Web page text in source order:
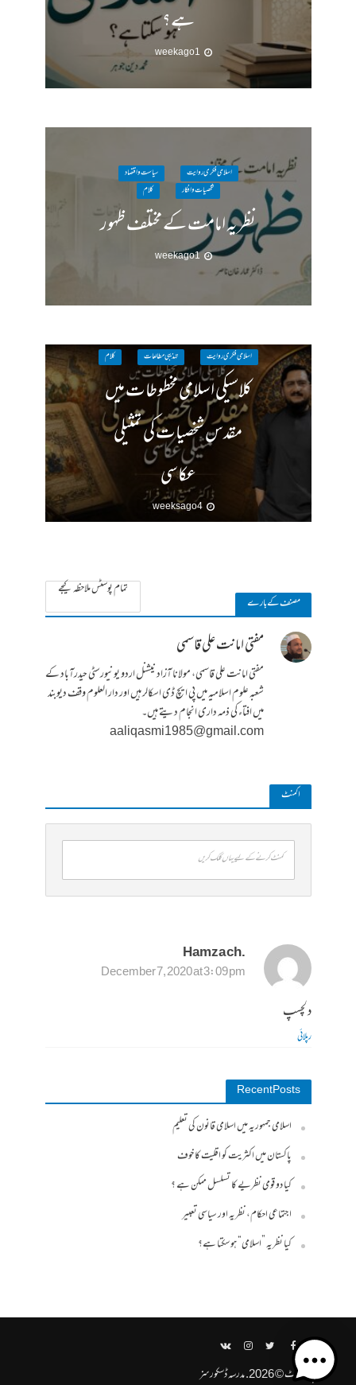
ہے؟
1 week ago
اسلامی فکری روایت
سیاست واقتصاد
شخصیات وافکار
کلام
نظریہ امامت کے مختلف ظہور
1 week ago
اسلامی فکری روایت تہذیبی مطالعات کلام
کلاسیکی اسلامی مخطوطات میں
مقدس شخصیات کی تمثیلی
عکاسی
4 weeks ago
مصنف کے بارے
تمام پوسٹس ملاحظہ کیجے
مفتی امانت علی قاسمی
مفتی امانت علی قاسمی، مولانا آزاد نیشنل اردو یونیورسٹی حیدرآباد کے
شعبہ علوم اسلامیہ میں پی ایچ ڈی اسکالر ہیں اور دار العلوم وقف دیوبند
میں افتاء کی ذمہ داری انجام دیتے ہیں۔
aaliqasmi1985@gmail.com
ا کمنٹ
کمنٹ کرنے کے لیے یہاں کلک کریں
.Hamza ch
December 7, 2020 at 3:09 pm
دلچسپ
رپلائی
Recent Posts
اسلامی جمہوریہ میں اسلامی قانون کی تعلیم
پاکستان میں اکثریت کو اقلیت کا خوف
کیا دو قومی نظریے کا تسلسل ممکن ہے ؟
اجتماعی احکام، نظریہ اور سیاسی تعبیر
کیا نظریہ ”اسلامی“ ہو سکتا ہے؟
کاپی رائیٹ © 2026. مدرسہ ڈسکورسز